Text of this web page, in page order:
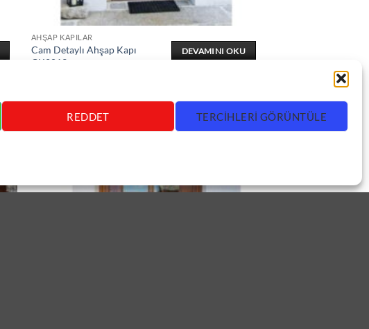
REDDET TERCIHLERI GÖRÜNTÜLE
AHŞAP KAPILAR
Cam Detaylı Ahşap Kapı
ÇK2013
DEVAMINI OKU